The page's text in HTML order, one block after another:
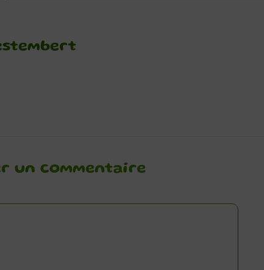
un commentaire